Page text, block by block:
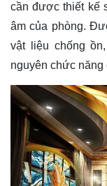
cần được thiết kế
âm của phòng.
vật liệu chống
nguyên chức năng